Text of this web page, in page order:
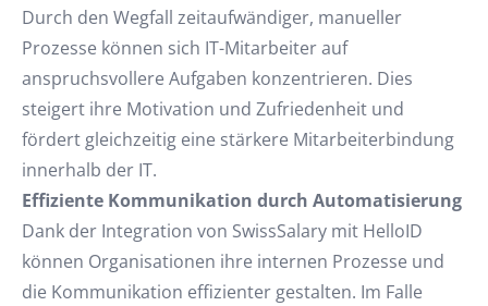
Durch den Wegfall zeitaufwändiger, manueller
Prozesse können sich IT-Mitarbeiter auf
anspruchsvollere Aufgaben konzentrieren. Dies
steigert ihre Motivation und Zufriedenheit und
fördert gleichzeitig eine stärkere Mitarbeiterbindung
innerhalb der IT.
Effiziente Kommunikation durch Automatisierung
Dank der Integration von SwissSalary mit HelloID
können Organisationen ihre internen Prozesse und
die Kommunikation effizienter gestalten. Im Falle